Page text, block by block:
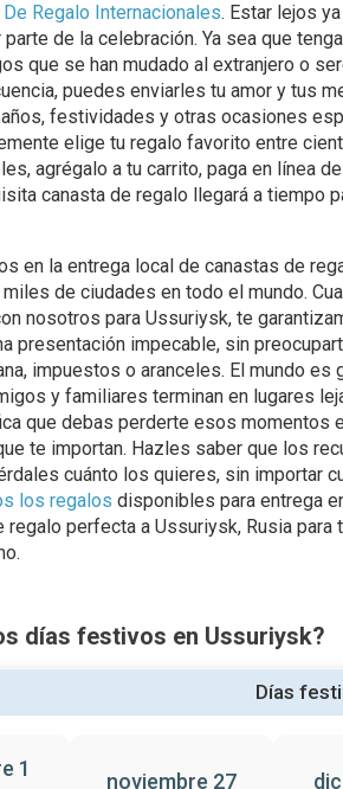
Regalo Internacionales. Estar lejos
de la celebración. Ya sea que
que se han mudado al extranjero o
puedes enviarles tu amor y tus
festividades y otras ocasiones
elige tu regalo favorito entre
agrégalo a tu carrito, paga en línea
canasta de regalo llegará a tiempo
en la entrega local de canastas de
de ciudades en todo el mundo.
nosotros para Ussuriysk, te
presentación impecable, sin
impuestos o aranceles. El mundo es
y familiares terminan en lugares
que debas perderte esos momentos
te importan. Hazles saber que los
cuánto los quieres, sin importar
los regalos disponibles para entrega
regalo perfecta a Ussuriysk, Rusia para
días festivos en Ussuriysk?
Días
1
noviembre 27